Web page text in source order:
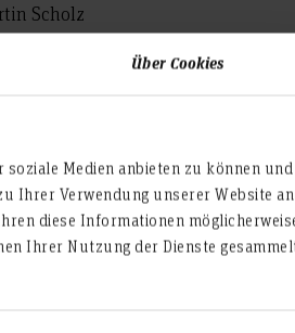
Über Cookies
Medien anbieten zu können und
Ihrer Verwendung unserer Website an
diese Informationen
Ihrer Nutzung der Dienste
Scholz
Gasparini